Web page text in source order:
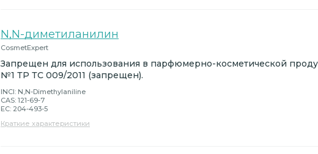
N,N-диметиланилин
CosmetExpert
Запрещен для использования в парфюмерно-косметической
№1 ТР ТС 009/2011 (запрещен).
INCI: N,N-Dimethylaniline
CAS: 121-69-7
EC: 204-493-5
Краткие характеристики